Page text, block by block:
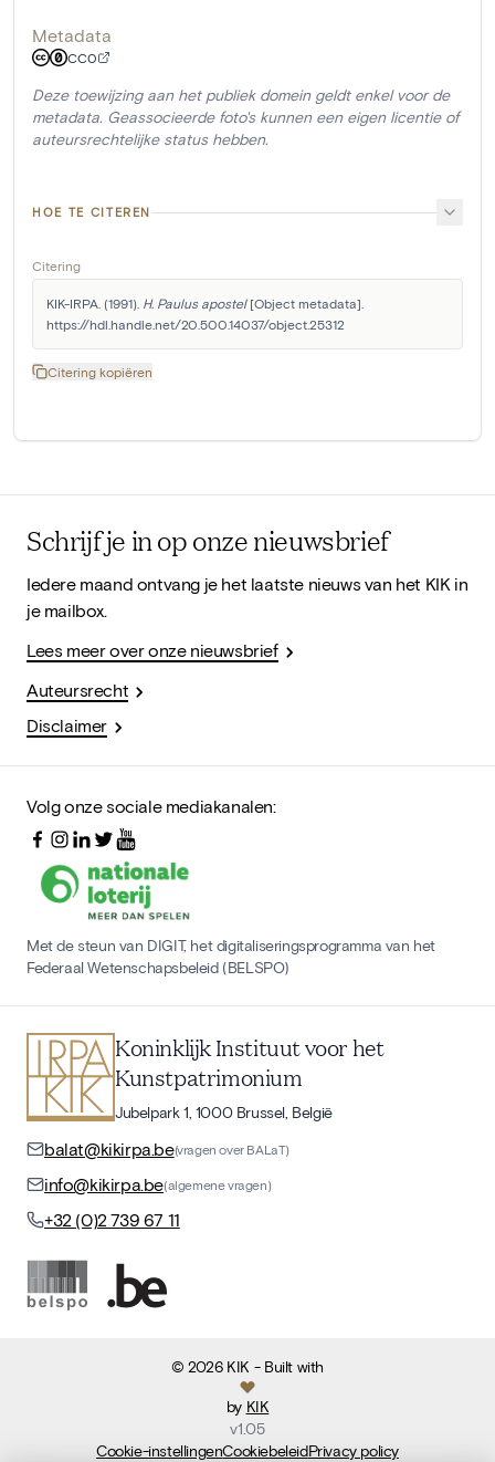
Metadata
CC0
Deze toewijzing aan het publiek domein geldt enkel voor de
metadata. Geassocieerde foto's kunnen een eigen licentie of
auteursrechtelijke status hebben.
HOE TE CITEREN
Citering
KIK-IRPA. (1991). H. Paulus apostel [Object metadata].
https://hdl.handle.net/20.500.14037/object.25312
Citering kopiëren
Schrijf je in op onze nieuwsbrief
Iedere maand ontvang je het laatste nieuws van het KIK in
je mailbox.
Lees meer over onze nieuwsbrief
Auteursrecht
Disclaimer
Volg onze sociale mediakanalen:
Met de steun van DIGIT, het digitaliseringsprogramma van het
Federaal Wetenschapsbeleid (BELSPO)
Koninklijk Instituut voor het
Kunstpatrimonium
Jubelpark 1, 1000 Brussel, België
balat@kikirpa.be(vragen over BALaT)
info@kikirpa.be(algemene vragen)
+32 (0)2 739 67 11
©2026 KIK - Built with
by KIK
v1.05
Cookie-instellingenCookiebeleidPrivacy policy